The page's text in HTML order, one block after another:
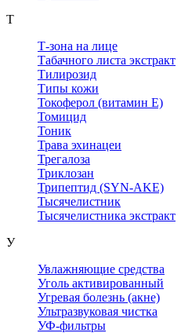
Т
Т-зона на лице
Табачного листа экстракт
Тилирозид
Типы кожи
Токоферол (витамин Е)
Томицид
Тоник
Трава эхинацеи
Трегалоза
Триклозан
Трипептид (SYN-AKE)
Тысячелистник
Тысячелистника экстракт
У
Увлажняющие средства
Уголь активированный
Угревая болезнь (акне)
Ультразвуковая чистка
УФ-фильтры